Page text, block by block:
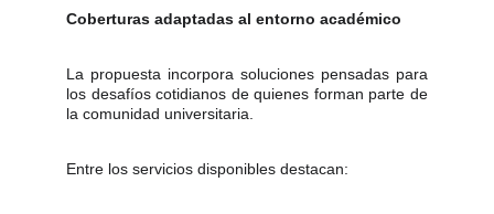
Coberturas adaptadas al entorno académico
La propuesta incorpora soluciones pensadas para
los desafíos cotidianos de quienes forman parte de
la comunidad universitaria.
Entre los servicios disponibles destacan: